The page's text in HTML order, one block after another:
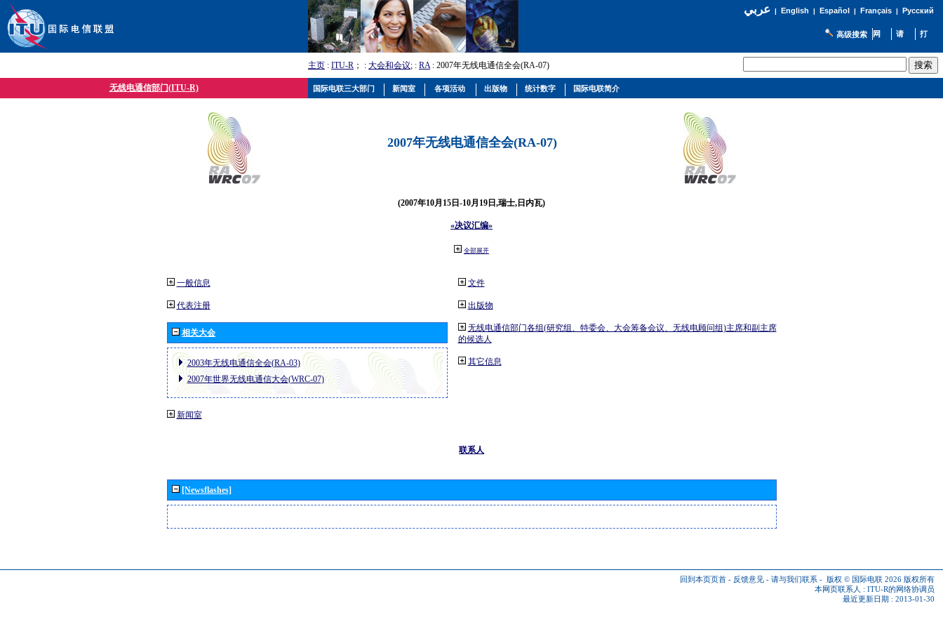
عربي| English | Español | Français| Русский
高级搜索
主页 : ITU-R ； : 大会和会议; : RA: 2007年无线电通信全会(RA-07)
无线电通信部门(ITU-R)
2007年无线电通信全会(RA-07)
(2007年10月15日-10月19日,瑞士,日内瓦)
«决议汇编»
全部展开
一般信息
代表注册
相关大会
2003年无线电通信全会(RA-03)
2007年世界无线电通信大会(WRC-07)
新闻室
文件
出版物
无线电通信部门各组(研究组、特委会、大会筹备会议、无线电顾问组)主席和副主席
的候选人
其它信息
联系人
[Newsflashes]
回到本页页首 - 反馈意见 - 请与我们联系 - 版权 © 国际电联 2026 版权所有
本网页联系人 : ITU-R的网络协调员
最近更新日期 : 2013-01-30
国际电联三大部门 新闻室 各项活动 出版物 统计数字 国际电联简介